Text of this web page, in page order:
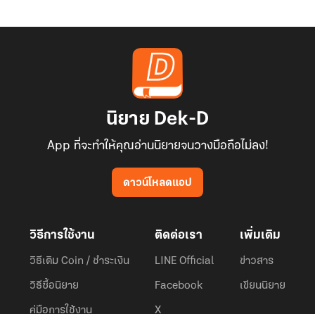
นิยาย Dek-D
App ที่จะทำให้คุณอ่านนิยายจนวางมือถือไม่ลง!
ดาวน์โหลดแอป
วิธีการใช้งาน
วิธีเติม Coin / ชำระเงิน
วิธีซื้อนิยาย
คู่มือการใช้งาน
ติดต่อเรา
LINE Official
Facebook
X
เพิ่มเติม
ข่าวสาร
เขียนนิยาย